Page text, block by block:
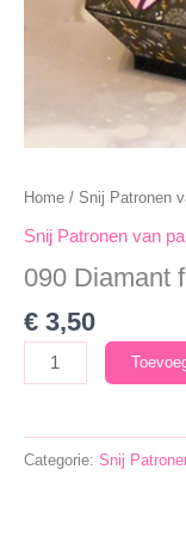
Home / Snij Patronen
Snij Patronen van
090 Diamant
€ 3,50
Diamant
aantal
Categorie: Snij